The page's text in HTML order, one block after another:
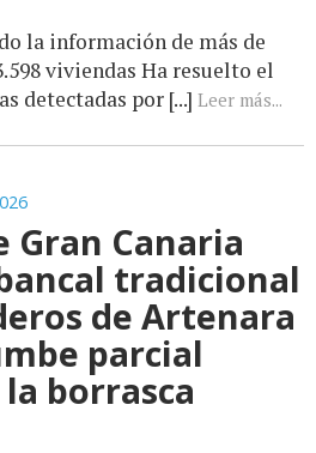
la información de más de
viviendas Ha resuelto el
detectadas por [...] Leer más...
Gran Canaria
tradicional
de Artenara
parcial
borrasca